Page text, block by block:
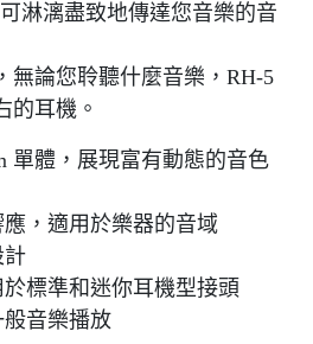
淋漓盡致地傳達您音樂的音
無論您聆聽什麼音樂，RH-5
的耳機。
單體，展現富有動態的音色
，適用於樂器的音域
計
標準和迷你耳機型接頭
般音樂播放